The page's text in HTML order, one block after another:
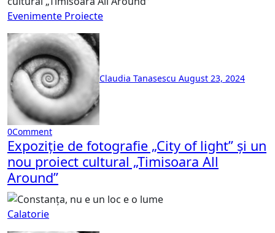
Evenimente Proiecte
Claudia Tanasescu August 23, 2024
0Comment
Expoziție de fotografie „City of light” și un
nou proiect cultural „Timisoara All
Around”
Calatorie